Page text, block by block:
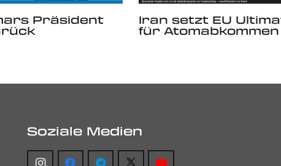
Präsident Iran setzt EU
für Atomabkommen
Soziale Medien